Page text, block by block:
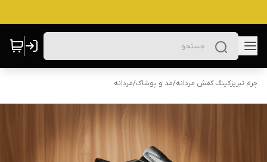
چرم تبریزکینگ کفش مردانه/مد و پوشاک/مردانه